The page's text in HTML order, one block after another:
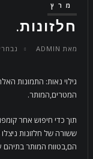
מרץ
חלזונות.
מאתADMIN נבחרים
גילוי נאות: התמונות
המטרים,המותר.
תוך כדי חיפוש אחר
ששורה של חלזונות ניצלו
הם,בטווח המותר בתיהם